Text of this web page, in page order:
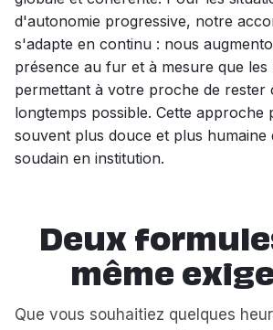
d'autonomie progressive, notre
s'adapte en continu : nous
présence au fur et à mesure que les
permettant à votre proche de rester
longtemps possible. Cette approche
souvent plus douce et plus
soudain en institution.
Deux
même
Que vous souhaitiez quelques